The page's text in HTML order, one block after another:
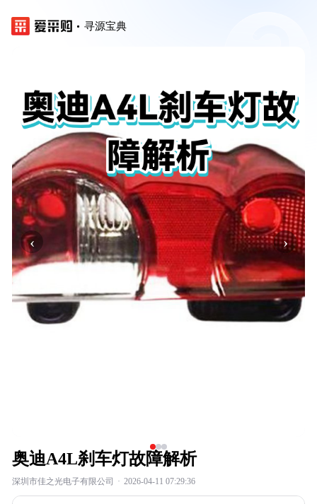
寻源宝典
‹ ›
奥迪A4L刹车灯故障解析
深圳市佳之光电子有限公司 · 2026-04-11 07:29:36